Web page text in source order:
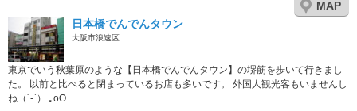
MAP
日本橋でんでんタウン
大阪市浪速区
東京でいう秋葉原のような【日本橋でんでんタウン】の堺筋を歩いて行きまし
た。 以前と比べると閉まっているお店も多いです。 外国人観光客もいませんし
ね（´-`）.｡oO